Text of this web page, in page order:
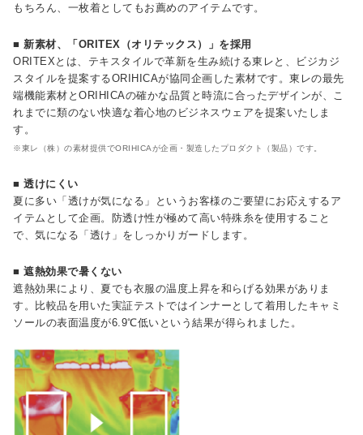
もちろん、一枚着としてもお薦めのアイテムです。
■ 新素材、「ORITEX（オリテックス）」を採用
ORITEXとは、テキスタイルで革新を生み続ける東レと、ビジカジ
スタイルを提案するORIHICAが協同企画した素材です。東レの最先
端機能素材とORIHICAの確かな品質と時流に合ったデザインが、こ
れまでに類のない快適な着心地のビジネスウェアを提案いたしま
す。
※東レ（株）の素材提供でORIHICAが企画・製造したプロダクト（製品）です。
■ 透けにくい
夏に多い「透けが気になる」というお客様のご要望にお応えするア
イテムとして企画。防透け性が極めて高い特殊糸を使用すること
で、気になる「透け」をしっかりガードします。
■ 遮熱効果で暑くない
遮熱効果により、夏でも衣服の温度上昇を和らげる効果がありま
す。比較品を用いた実証テストではインナーとして着用したキャミ
ソールの表面温度が6.9℃低いという結果が得られました。